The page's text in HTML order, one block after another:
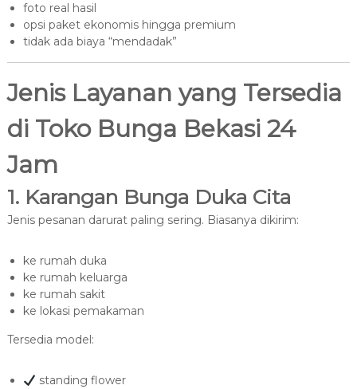
foto real hasil
opsi paket ekonomis hingga premium
tidak ada biaya “mendadak”
Jenis Layanan yang Tersedia
di Toko Bunga Bekasi 24
Jam
1. Karangan Bunga Duka Cita
Jenis pesanan darurat paling sering. Biasanya dikirim:
ke rumah duka
ke rumah keluarga
ke rumah sakit
ke lokasi pemakaman
Tersedia model:
standing flower